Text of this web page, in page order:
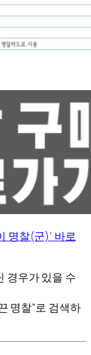
명찰(군)’ 바로
경우가 있을 수
명찰”로 검색하